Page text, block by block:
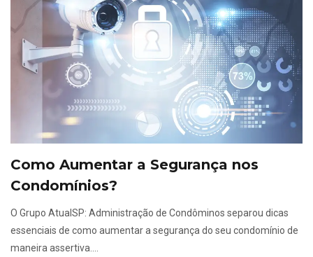
Como Aumentar a Segurança nos
Condomínios?
O Grupo AtualSP: Administração de Condôminos separou dicas
essenciais de como aumentar a segurança do seu condomínio de
maneira assertiva....